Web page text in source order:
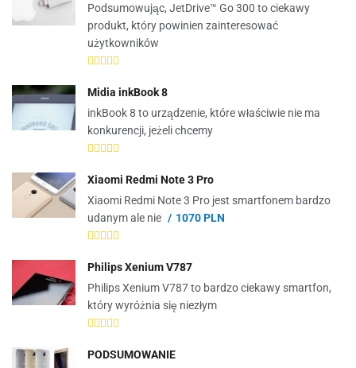
Podsumowując, JetDrive™ Go 300 to ciekawy
produkt, który powinien zainteresować
użytkowników
Midia inkBook 8
inkBook 8 to urządzenie, które właściwie nie ma
konkurencji, jeżeli chcemy
Xiaomi Redmi Note 3 Pro
Xiaomi Redmi Note 3 Pro jest smartfonem bardzo
udanym ale nie
1070 PLN
Philips Xenium V787
Philips Xenium V787 to bardzo ciekawy smartfon,
który wyróżnia się niezłym
PODSUMOWANIE